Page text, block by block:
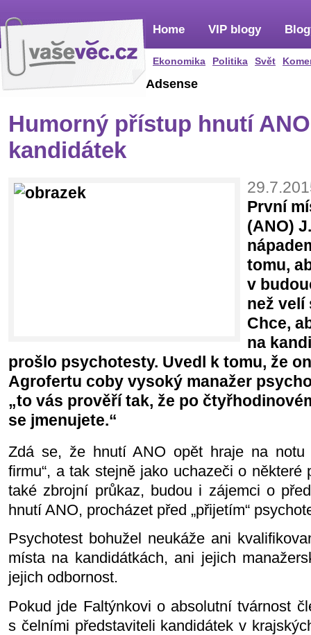
Home
Ekonomika Politika Svět
VIP blogy
Adsense
Humorný přístup hnutí
kandidátek
První
(ANO)
tomu,
v
než velí
Chce,
na
prošlo psychotesty. Uvedl k tomu, že
Agrofertu coby vysoký manažer
„to vás prověří tak, že po
se jmenujete.“
Zdá se, že hnutí ANO opět hraje na notu
firmu“, a tak stejně jako uchazeči o některé
také zbrojní průkaz, budou i zájemci o
hnutí ANO, procházet před „přijetím“
Psychotest bohužel neukáže ani
místa na kandidátkách, ani jejich
jejich odbornost.
Pokud jde Faltýnkovi o absolutní tvárnost
s čelními představiteli kandidátek v